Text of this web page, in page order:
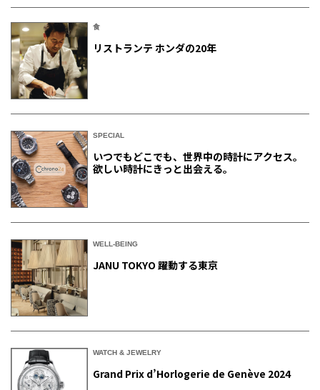
食
リストランテ ホンダの20年
SPECIAL
いつでもどこでも、世界中の時計にアクセス。
欲しい時計にきっと出会える。
WELL-BEING
JANU TOKYO 躍動する東京
WATCH & JEWELRY
Grand Prix d’Horlogerie de Genève 2024